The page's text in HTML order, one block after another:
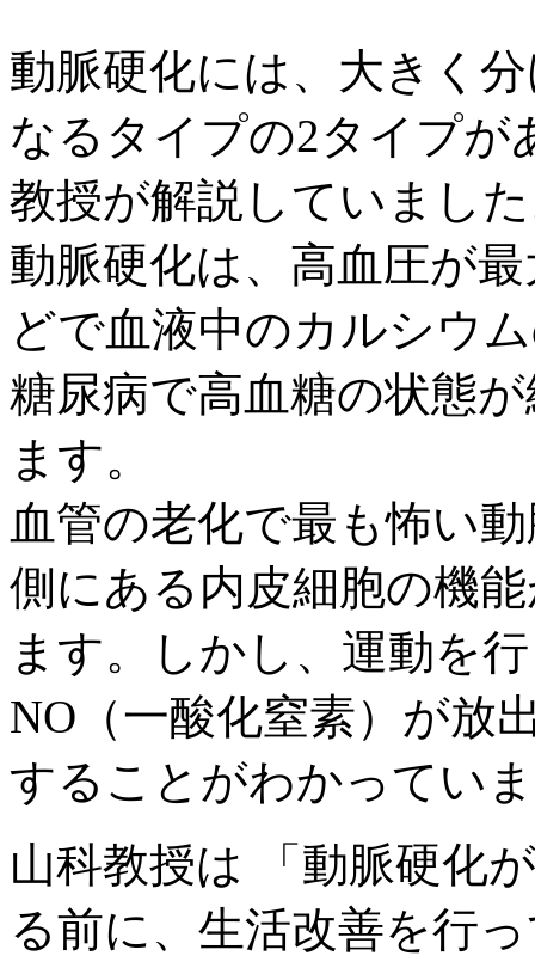
動脈硬化には、大きく
なるタイプの2タイプが
教授が解説していまし
動脈硬化は、高血圧が
どで血液中のカルシウ
糖尿病で高血糖の状態
ます。
血管の老化で最も怖い
側にある内皮細胞の機
ます。しかし、運動を
NO（一酸化窒素）が放
することがわかってい
山科教授は 「動脈硬化
る前に、生活改善を行